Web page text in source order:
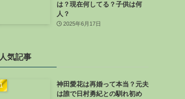
は？現在何してる？子供は何
人？
2025年6月17日
人気記事
神田愛花は再婚って本当？元夫
は誰で日村勇紀との馴れ初め